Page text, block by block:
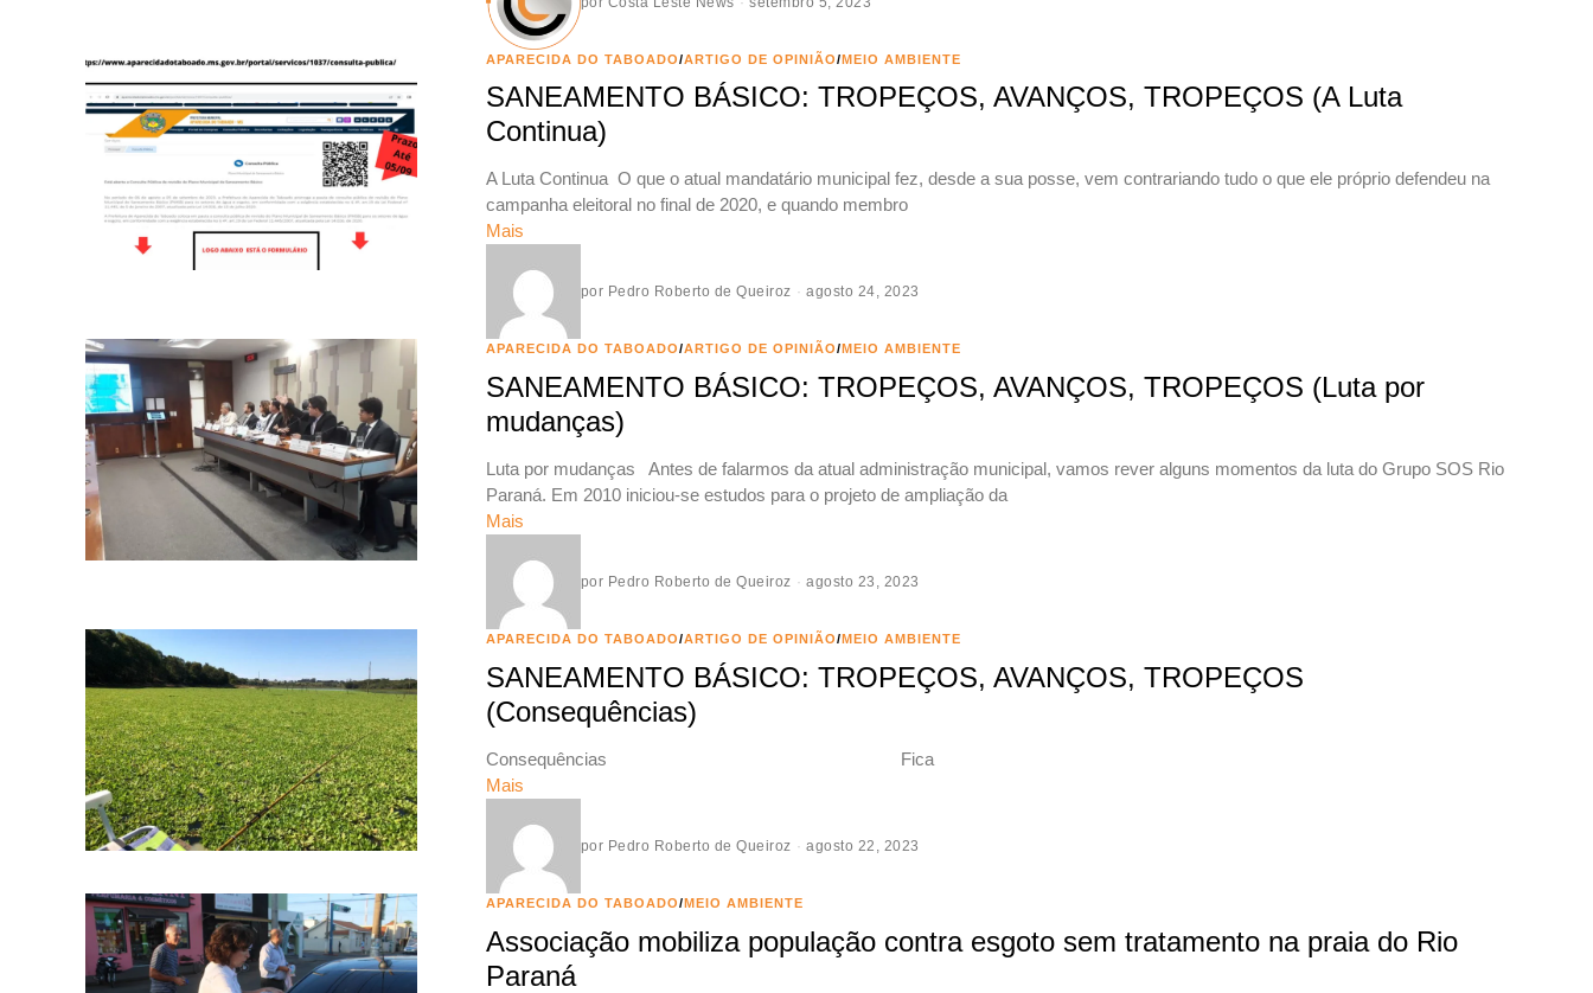
APARECIDA DO TABOADO/ARTIGO DE OPINIÃO/MEIO AMBIENTE
SANEAMENTO BÁSICO: TROPEÇOS, AVANÇOS, TROPEÇOS (A Luta
Continua)
A Luta Continua O que o atual mandatário municipal fez, desde a sua posse, vem contrariando tudo o que ele próprio defendeu na
campanha eleitoral no final de 2020, e quando membro
Mais
por Pedro Roberto de Queiroz agosto 24, 2023
APARECIDA DO TABOADO/ARTIGO DE OPINIÃO/ MEIO AMBIENTE
SANEAMENTO BÁSICO: TROPEÇOS, AVANÇOS, TROPEÇOS (Luta por
mudanças)
Luta por mudanças Antes de falarmos da atual administração municipal, vamos rever alguns momentos da luta do Grupo SOS Rio
Paraná. Em 2010 iniciou-se estudos para o projeto de ampliação da
Mais
por Pedro Roberto de Queiroz agosto 23, 2023
APARECIDA DO TABOADO/ARTIGO DE OPINIÃO/MEIO AMBIENTE
SANEAMENTO BÁSICO: TROPEÇOS, AVANÇOS, TROPEÇOS
(Consequências)
Consequências Fica
Mais
por Pedro Roberto de Queiroz agosto 22, 2023
APARECIDA DO TABOADO/MEIO AMBIENTE
Associação mobiliza população contra esgoto sem tratamento na praia do Rio
Paraná